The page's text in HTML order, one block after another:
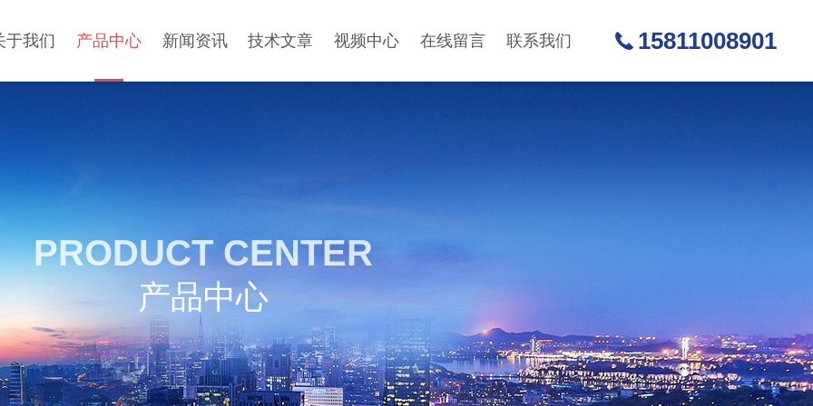
于我们 产品中心 新闻资讯 技术文章 视频中心 在线留言 联系我们 15811008901
PRODUCT CENTER
产品中心